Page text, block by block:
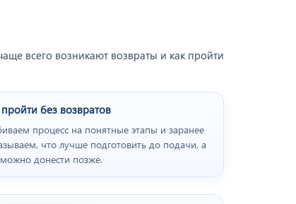
всего возникают возвраты и как пройти
без возвратов
процесс на понятные этапы и заранее
что лучше подготовить до подачи, а
донести позже.